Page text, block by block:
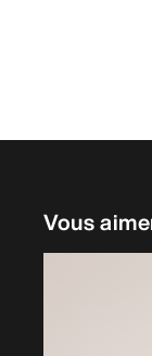
Vous